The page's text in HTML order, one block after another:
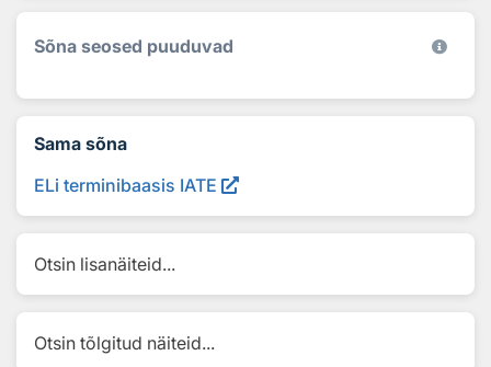
Sõna seosed puuduvad
Sama sõna
ELi terminibaasis IATE
Otsin lisanäiteid...
Otsin tõlgitud näiteid...